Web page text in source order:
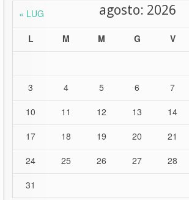
« LUG agosto: 2026
L M M G V
3
4 5 6 7
10
11 12 13 14
17
18 19 20 21
24
25 26 27 28
31